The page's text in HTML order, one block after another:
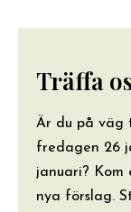
Träffa
Är du på väg
fredagen 26
januari? Kom
nya förslag.